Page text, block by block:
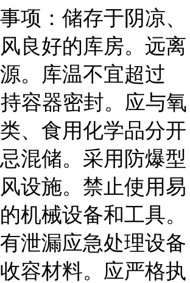
项：储存于阴凉、
良好的库房。远离
。库温不宜超过
容器密封。应与氧
、食用化学品分开
混储。采用防爆型
设施。禁止使用易
机械设备和工具。
泄漏应急处理设备
容材料。应严格执